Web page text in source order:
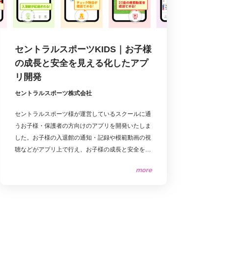
セントラルスポーツKIDS｜お子様
の成長と安全を見える化したアプ
リ開発
セントラルスポーツ株式会社
セントラルスポーツ様が運営しているスクールに通
うお子様・保護者の方向けのアプリを開発いたしま
した。お子様の入退館の通知・記録や模範動画の視
聴などがアプリ上で行え、お子様の成長と安全を目
more